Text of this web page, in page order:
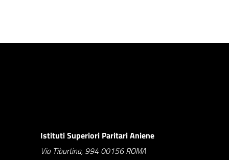
Istituti Superiori Paritari Aniene
Via Tiburtina, 994 00156 ROMA